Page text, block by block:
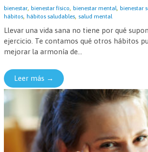
bienestar, bienestar físico, bienestar mental, bienestar
hábitos, hábitos saludables, salud mental
Llevar una vida sana no tiene por qué
ejercicio. Te contamos qué otros hábitos
mejorar la armonía de...
Leer más →